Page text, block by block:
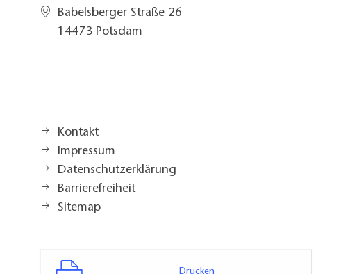
Babelsberger Straße 26
14473 Potsdam
Kontakt
Impressum
Datenschutzerklärung
Barrierefreiheit
Sitemap
Drucken